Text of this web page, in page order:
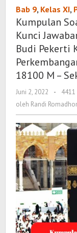
Bab 9, Kelas XI,
Kumpulan
Kunci
Budi Pekerti
18100 M –
Juni 2, 2022
oleh
Randi
-
oleh Randi